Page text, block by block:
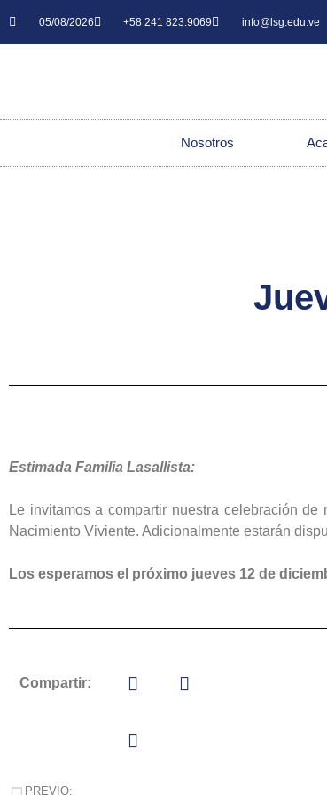
05/08/2026 +58 241 823.9069 info@lsg.edu.ve
Nosotros
Estimada Familia Lasallista:
Le invitamos a compartir nuestra celebración
Nacimiento Viviente. Adicionalmente estarán
Los esperamos el próximo jueves 12 de
Compartir:
PREVIO: